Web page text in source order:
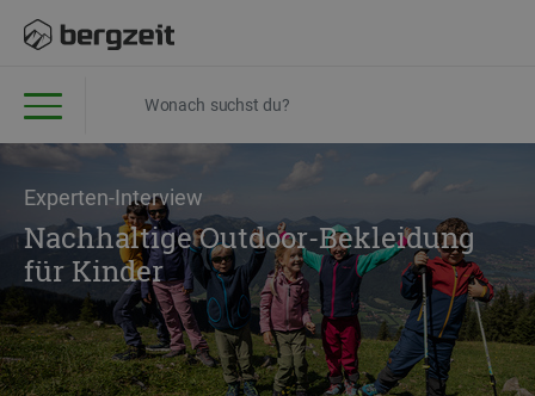
Experten-Interview
Nachhaltige Outdoor-Bekleidung
für Kinder